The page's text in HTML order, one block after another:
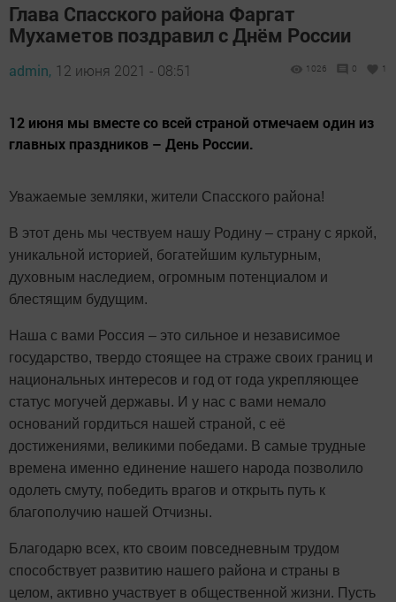
Глава Спасского района Фаргат
Мухаметов поздравил с Днём России
admin, 12 июня 2021 - 08:51 1026 0 1
12 июня мы вместе со всей страной отмечаем один из
главных праздников – День России.
Уважаемые земляки, жители Спасского района!
В этот день мы чествуем нашу Родину – страну с яркой,
уникальной историей, богатейшим культурным,
духовным наследием, огромным потенциалом и
блестящим будущим.
Наша с вами Россия – это сильное и независимое
государство, твердо стоящее на страже своих границ и
национальных интересов и год от года укрепляющее
статус могучей державы. И у нас с вами немало
оснований гордиться нашей страной, с её
достижениями, великими победами. В самые трудные
времена именно единение нашего народа позволило
одолеть смуту, победить врагов и открыть путь к
благополучию нашей Отчизны.
Благодарю всех, кто своим повседневным трудом
способствует развитию нашего района и страны в
целом, активно участвует в общественной жизни. Пусть